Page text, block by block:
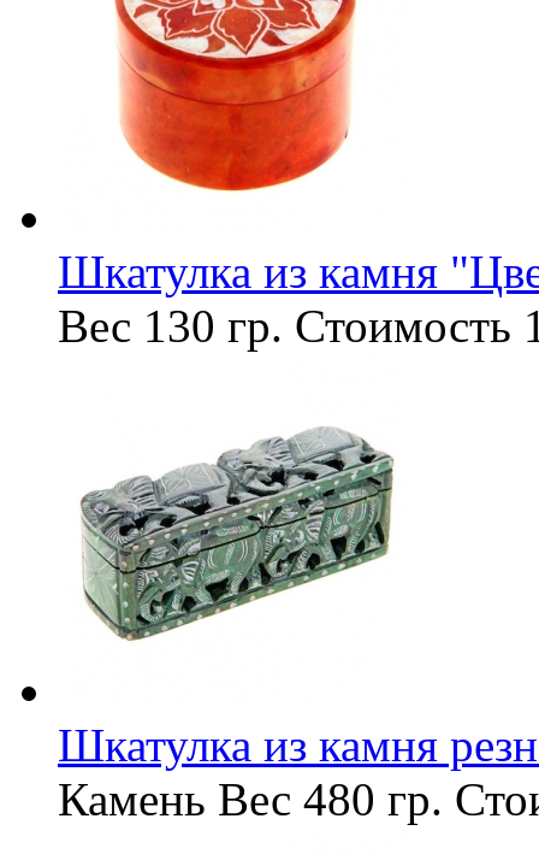
Шкатулка из камня
Вес 130 гр. Стоимость
Шкатулка из камня
Камень Вес 480 гр.